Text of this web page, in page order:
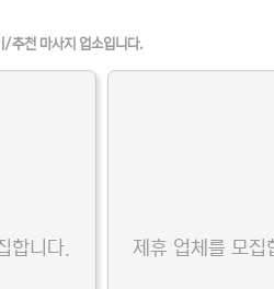
/추천 마사지 업소입니다.
합니다. 제휴 업체를 모집